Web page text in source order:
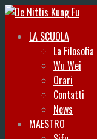
LA SCUOLA
La Filosofia
Wu Wei
Orari
Contatti
News
MAESTRO